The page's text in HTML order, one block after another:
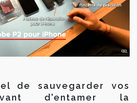
de sauvegarder vos
d'entamer la